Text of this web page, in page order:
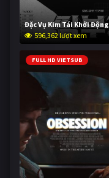
Đặc Vụ Kim Tái Khởi Động
596,362 lượt xem
FULL HD VIETSUB